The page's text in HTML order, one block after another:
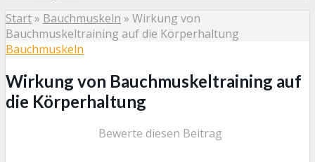
Start» Bauchmuskeln » Wirkung von
Bauchmuskeltraining auf die Körperhaltung
Bauchmuskeln
Wirkung von Bauchmuskeltraining auf
die Körperhaltung
Bewerte diesen Beitrag